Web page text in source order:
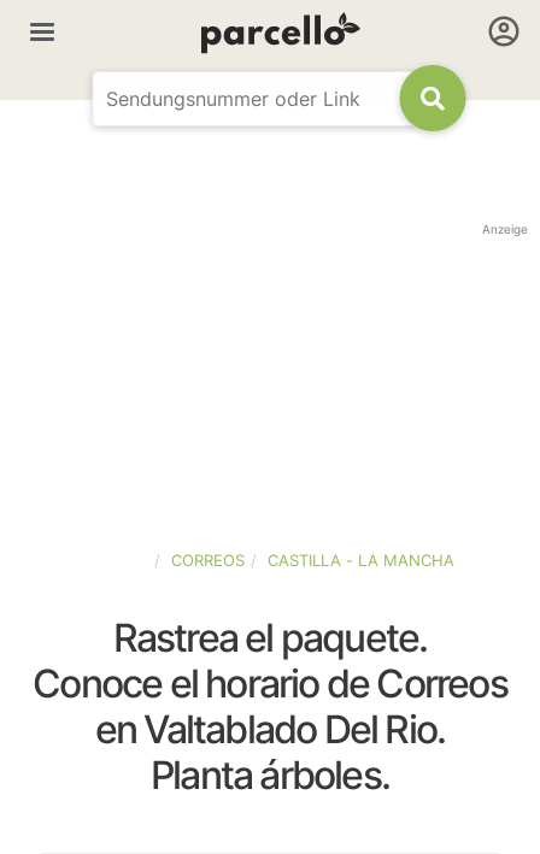
Anzeige
CORREOS CASTILLA - LA MANCHA
Rastrea el paquete.
Conoce el horario de Correos
en Valtablado Del Rio.
Planta árboles.